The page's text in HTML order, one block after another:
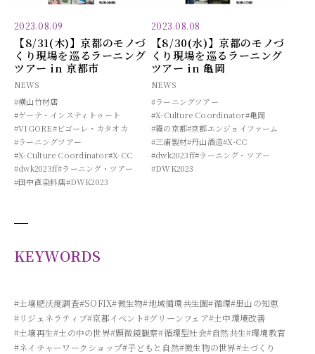
2023.08.09
【8/31(木)】京都のモノづ
くり現場を巡るラーニング
ツアー in 京都市
NEWS
#横山竹材店
#ゲーテ・インスティトゥート
#VIGORE#ビゴーレ・カタオカ
#ラーニングツアー
#X-Culture Coordinator#X-CC
#dwk2023ff#ラーニング・ツアー
#田中直染料店#DWK2023
2023.08.08
【8/30(水)】京都のモノづ
くり現場を巡るラーニング
ツアー in 亀岡
NEWS
#ラーニングツアー
#X-Culture Coordinator#亀岡
#霧の京都#京都エンジョイファーム
#三浦製材#丹山酒造#X-CC
#dwk2023ff#ラーニング・ツアー
#DWK2023
KEYWORDS
#土壌肥沃度調査#SOFIX#微生物#地域循環共生圏#循環#里山の知恵
#リジェネラティブ#京都イベント#グリーンフェア#土中環境改善
#土壌再生#土の中の世界#顕微鏡観察#循環型社会#自然共生#環境教育
#ネイチャーワークショップ#子どもと自然#微生物の世界#土づくり